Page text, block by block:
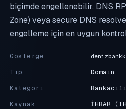
biçimde engellenebilir. DNS
Zone) veya secure DNS
engelleme için en uygun kontrol
Gösterge
Tip
Domain
Kategori
Kaynak
İHBAR